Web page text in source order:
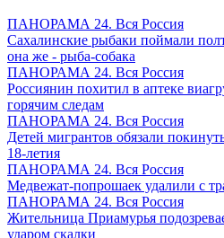
ПАНОРАМА 24. Вся Россия
Сахалинские рыбаки поймали
она же - рыба-собака
ПАНОРАМА 24. Вся Россия
Россиянин похитил в аптеке
горячим следам
ПАНОРАМА 24. Вся Россия
Детей мигрантов обязали
18-летия
ПАНОРАМА 24. Вся Россия
Медвежат-попрошаек удалили с
ПАНОРАМА 24. Вся Россия
Жительница Приамурья
ударом скалки